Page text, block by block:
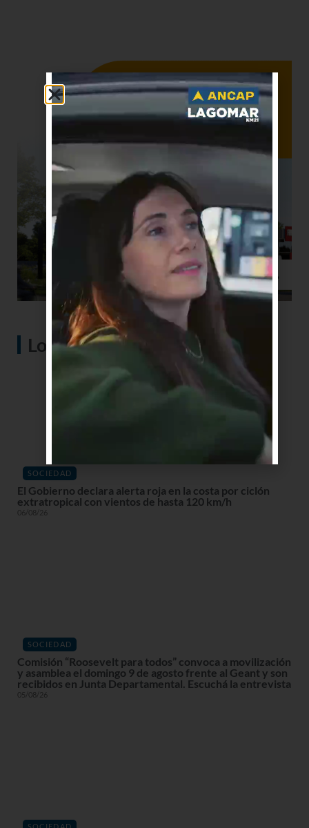
Lo más visto
SOCIEDAD
El Gobierno declara alerta roja en la costa por ciclón
extratropical con vientos de hasta 120 km/h
06/08/26
SOCIEDAD
Comisión “Roosevelt para todos” convoca a movilización
y asamblea el domingo 9 de agosto frente al Geant y son
recibidos en Junta Departamental. Escuchá la entrevista
05/08/26
SOCIEDAD